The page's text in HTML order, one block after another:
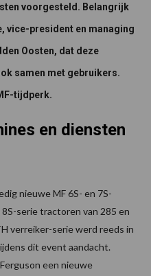
voorgesteld. Belangrijk
vice-president en managing
Oosten, dat deze
samen met gebruikers.
tijdperk.
en diensten
nieuwe MF 6S- en 7S-
serie tractoren van 285 en
verreiker-serie werd reeds in
dit event aandacht.
een nieuwe